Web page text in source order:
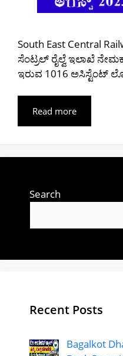
South East Central
ಸೆಂಟ್ರಲ್ ರೈಲ್ವೆ ಇಲಾಖೆ
ಇರುವ 1016 ಅಸಿಸ್ಟೆಂಟ್
Read more
Search
Recent Posts
Bagalkot